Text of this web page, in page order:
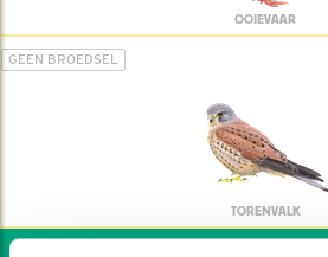
OOIEVAAR
GEEN BROEDSEL
TORENVALK